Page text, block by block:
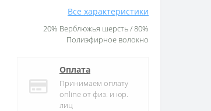
Все характеристики
20% Верблюжья шерсть / 80%
Полиэфирное волокно
Оплата
Принимаем оплату
online от физ. и юр.
лиц